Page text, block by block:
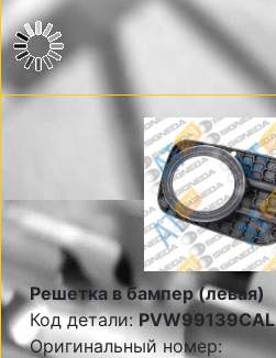
Решетка в бампер (левая)
Код детали:PVW99139CAL
Оригинальный номер: